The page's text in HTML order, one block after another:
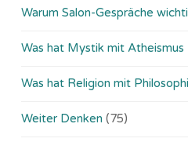
Warum Salon-Gespräche
Was hat Mystik mit Atheismus
Was hat Religion mit
Weiter Denken (75)